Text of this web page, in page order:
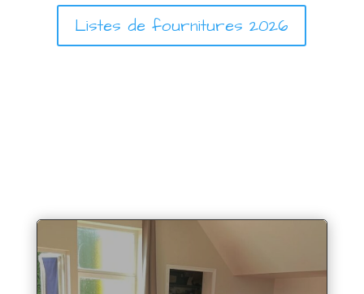
Listes de fournitures 2026